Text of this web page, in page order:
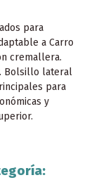
para
a Carro
cremallera.
Bolsillo lateral
para
y